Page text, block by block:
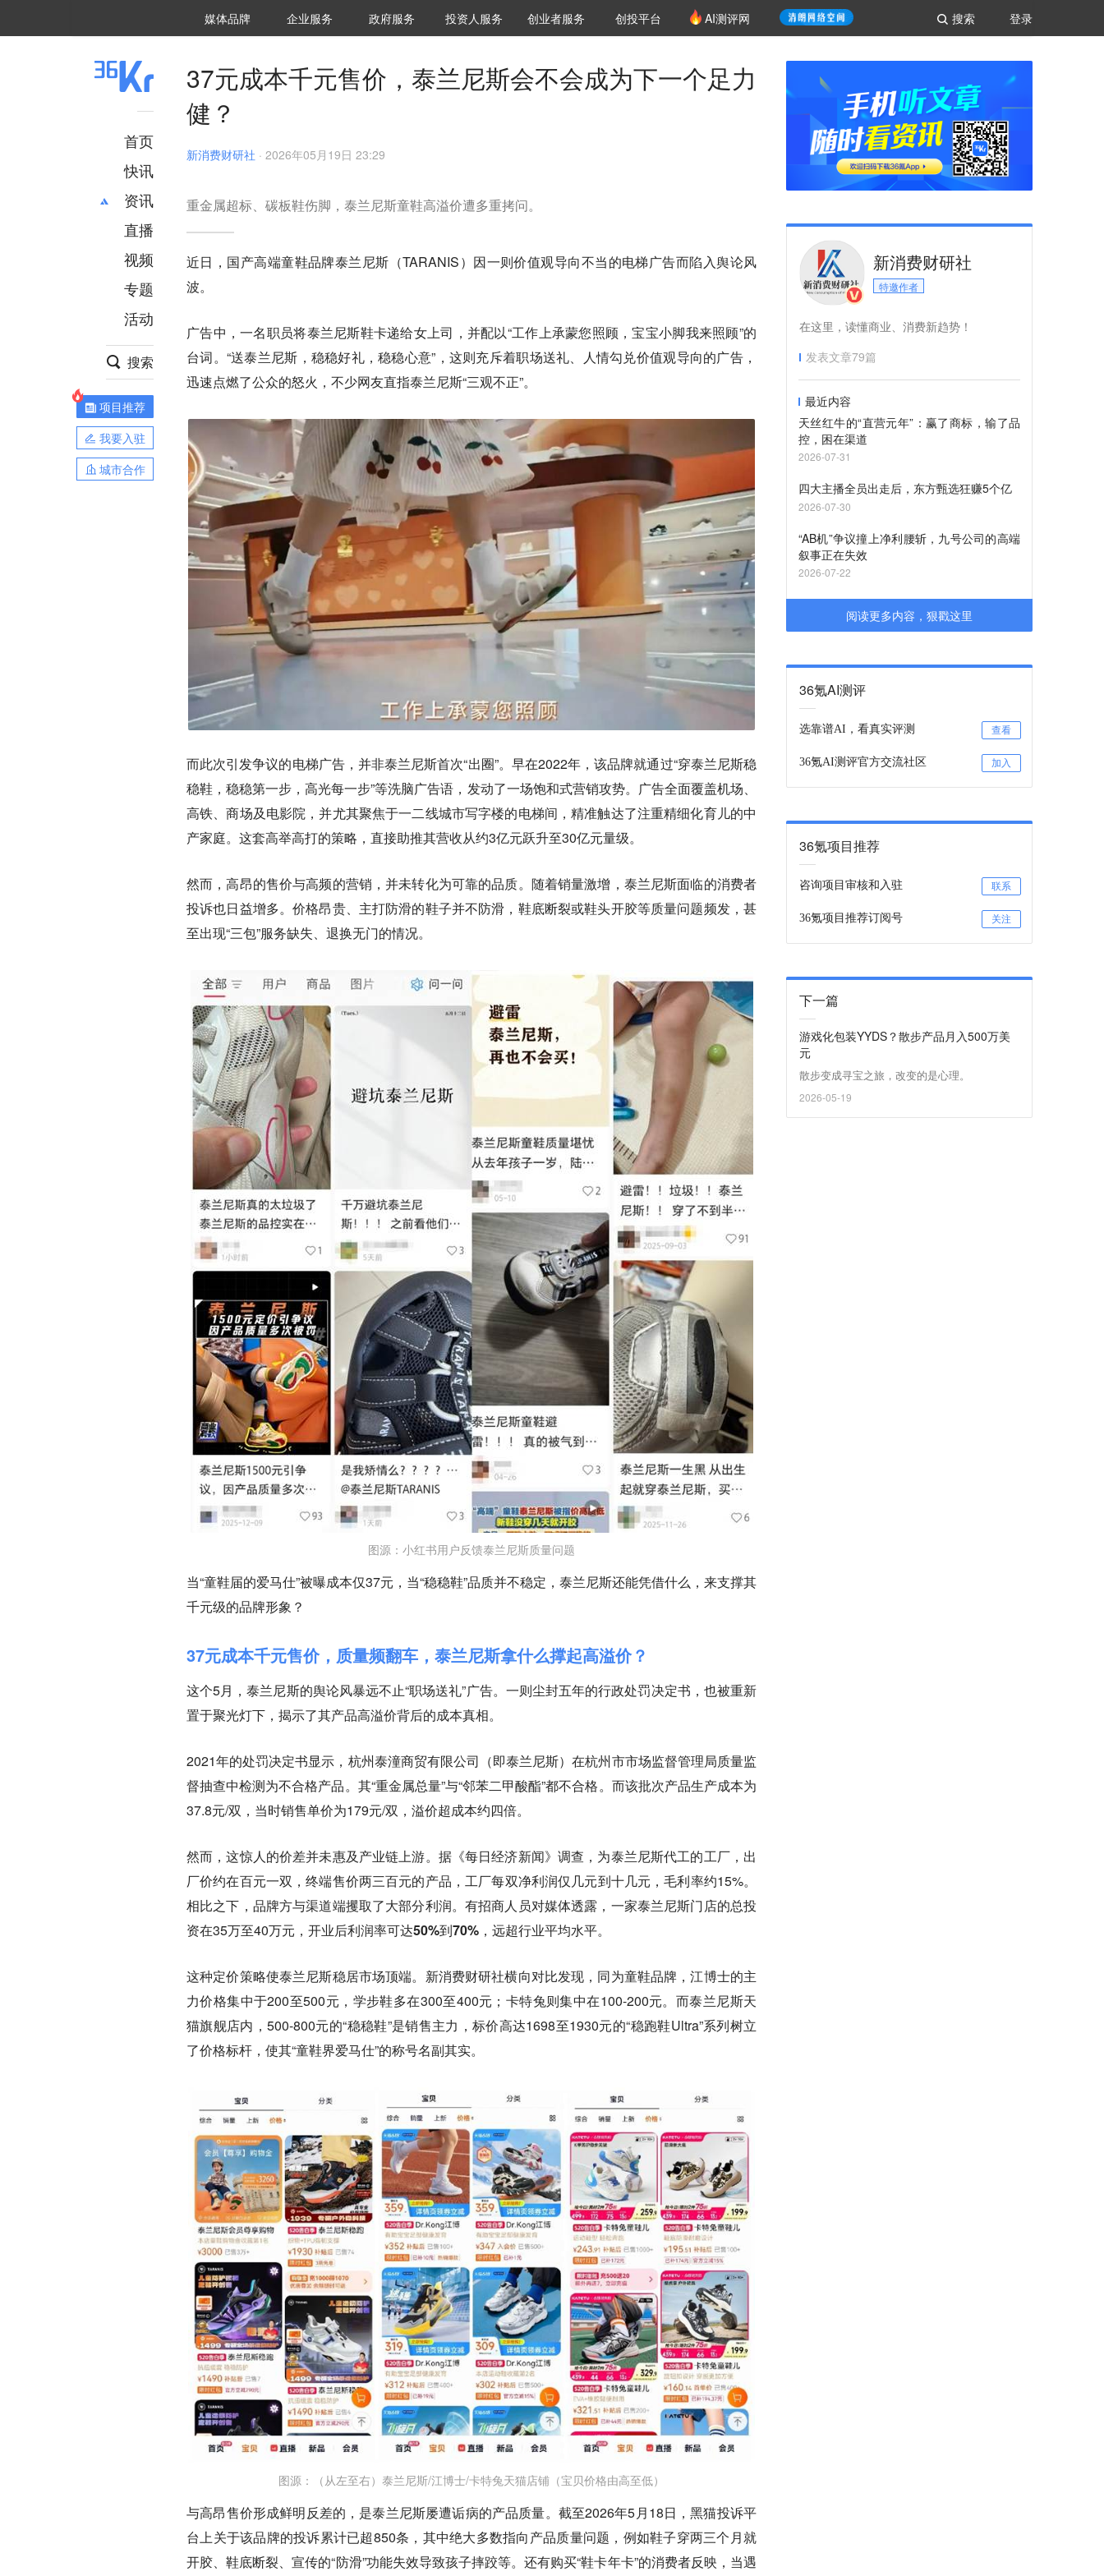
登录
搜索
媒体品牌 36Kr研究院
企业服务 城市之窗
政府服务 VClub投资机构库
投资机构职位推介
投资人服务 创投氪堂
创业者服务 创投平台 AI测评网
首页
快讯
资讯
推荐
财经
项目推荐
安徽
直播
视频
专题
活动
搜索
项目推荐
我要入驻
城市合作
37元成本千元售价，泰兰尼斯会不会成为下一个足力
健？
新消费财研社 · 2026年05月19日 23:29
重金属超标、碳板鞋伤脚，泰兰尼斯童鞋高溢价遭多重拷问。
近日，国产高端童鞋品牌泰兰尼斯（TARANIS）因一则价值观导向不当的电梯广告而陷入舆论风
波。
广告中，一名职员将泰兰尼斯鞋卡递给女上司，并配以“工作上承蒙您照顾，宝宝小脚我来照顾”的
台词。“送泰兰尼斯，稳稳好礼，稳稳心意”，这则充斥着职场送礼、人情勾兑价值观导向的广告，
迅速点燃了公众的怒火，不少网友直指泰兰尼斯“三观不正”。
而此次引发争议的电梯广告，并非泰兰尼斯首次“出圈”。早在2022年，该品牌就通过“穿泰兰尼斯稳
稳鞋，稳稳第一步，高光每一步”等洗脑广告语，发动了一场饱和式营销攻势。广告全面覆盖机场、
高铁、商场及电影院，并尤其聚焦于一二线城市写字楼的电梯间，精准触达了注重精细化育儿的中
产家庭。这套高举高打的策略，直接助推其营收从约3亿元跃升至30亿元量级。
然而，高昂的售价与高频的营销，并未转化为可靠的品质。随着销量激增，泰兰尼斯面临的消费者
投诉也日益增多。价格昂贵、主打防滑的鞋子并不防滑，鞋底断裂或鞋头开胶等质量问题频发，甚
至出现“三包”服务缺失、退换无门的情况。
图源：小红书用户反馈泰兰尼斯质量问题
当“童鞋届的爱马仕”被曝成本仅37元，当“稳稳鞋”品质并不稳定，泰兰尼斯还能凭借什么，来支撑其
千元级的品牌形象？
37元成本千元售价，质量频翻车，泰兰尼斯拿什么撑起高溢价？
这个5月，泰兰尼斯的舆论风暴远不止“职场送礼”广告。一则尘封五年的行政处罚决定书，也被重新
置于聚光灯下，揭示了其产品高溢价背后的成本真相。
2021年的处罚决定书显示，杭州泰潼商贸有限公司（即泰兰尼斯）在杭州市市场监督管理局质量监
督抽查中检测为不合格产品。其“重金属总量”与“邻苯二甲酸酯”都不合格。而该批次产品生产成本为
37.8元/双，当时销售单价为179元/双，溢价超成本约四倍。
然而，这惊人的价差并未惠及产业链上游。据《每日经济新闻》调查，为泰兰尼斯代工的工厂，出
厂价约在百元一双，终端售价两三百元的产品，工厂每双净利润仅几元到十几元，毛利率约15%。
相比之下，品牌方与渠道端攫取了大部分利润。有招商人员对媒体透露，一家泰兰尼斯门店的总投
资在35万至40万元，开业后利润率可达50%到70% ，远超行业平均水平。
这种定价策略使泰兰尼斯稳居市场顶端。新消费财研社横向对比发现，同为童鞋品牌，江博士的主
力价格集中于200至500元，学步鞋多在300至400元；卡特兔则集中在100-200元。而泰兰尼斯天
猫旗舰店内，500-800元的“稳稳鞋”是销售主力，标价高达1698至1930元的“稳跑鞋Ultra”系列树立
了价格标杆，使其“童鞋界爱马仕”的称号名副其实。
图源：（从左至右）泰兰尼斯/江博士/卡特兔天猫店铺（宝贝价格由高至低）
与高昂售价形成鲜明反差的，是泰兰尼斯屡遭诟病的产品质量。截至2026年5月18日，黑猫投诉平
台上关于该品牌的投诉累计已超850条，其中绝大多数指向产品质量问题，例如鞋子穿两三个月就
开胶、鞋底断裂、宣传的“防滑”功能失效导致孩子摔跤等。还有购买“鞋卡年卡”的消费者反映，当遇
新消费财研社
特邀作者
在这里，读懂商业、消费新趋势！
发表文章79篇
最近内容
天丝红牛的“直营元年”：赢了商标，输了品
控，困在渠道
2026-07-31
四大主播全员出走后，东方甄选狂赚5个亿
2026-07-30
“AB机”争议撞上净利腰斩，九号公司的高端
叙事正在失效
2026-07-22
阅读更多内容，狠戳这里
36氪AI测评
选靠谱AI，看真实评测 查看
36氪AI测评官方交流社区 加入
36氪项目推荐
咨询项目审核和入驻 联系
36氪项目推荐订阅号 关注
下一篇
游戏化包装YYDS？散步产品月入500万美
元
散步变成寻宝之旅，改变的是心理。
2026-05-19